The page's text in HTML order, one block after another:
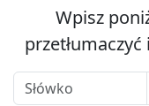
Wpisz